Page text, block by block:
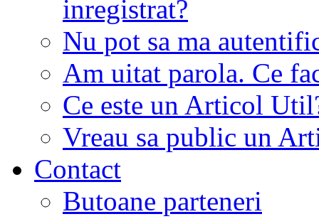
inregistrat?
Nu pot sa ma
Am uitat parola. Ce
Ce este un Articol
Vreau sa public un
Contact
Butoane parteneri